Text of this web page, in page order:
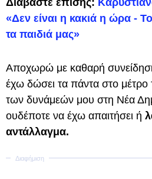
Διαβάστε επίσης:
«Δεν είναι η κακιά η ώρα -
τα παιδιά μας»
Αποχωρώ με καθαρή
έχω δώσει τα πάντα στο μέτρο
των δυνάμεών μου στη Νέα
ουδέποτε να έχω απαιτήσει ή
αντάλλαγμα.